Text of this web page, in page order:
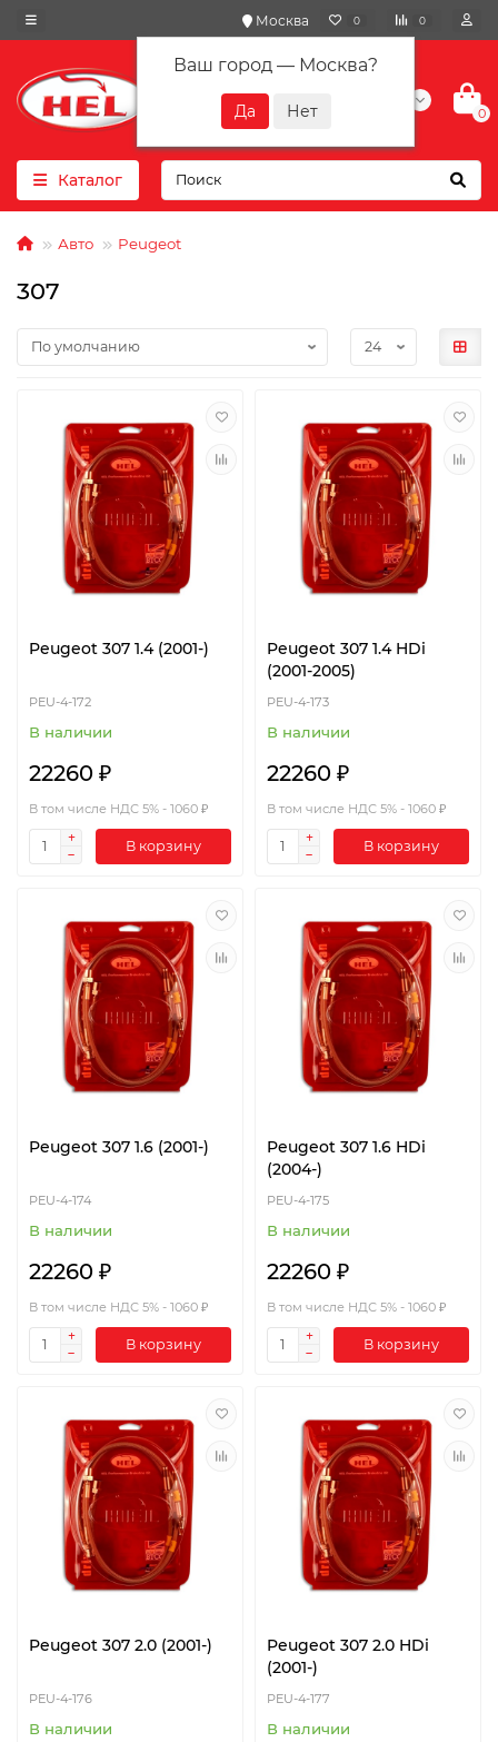
Москва
Ваш город — Москва?
0 0
+7(901) 417-10-01
0
Каталог
Авто Peugeot
307
Peugeot 307 1.4 (2001-)
PEU-4-172
В наличии
22260 ₽
В том числе НДС 5% - 1060 ₽
В корзину
Peugeot 307 1.4 HDi
(2001-2005)
PEU-4-173
В наличии
22260 ₽
В том числе НДС 5% - 1060 ₽
В корзину
Peugeot 307 1.6 (2001-)
PEU-4-174
В наличии
22260 ₽
В том числе НДС 5% - 1060 ₽
В корзину
Peugeot 307 1.6 HDi
(2004-)
PEU-4-175
В наличии
22260 ₽
В том числе НДС 5% - 1060 ₽
В корзину
Peugeot 307 2.0 (2001-)
PEU-4-176
В наличии
Peugeot 307 2.0 HDi
(2001-)
PEU-4-177
В наличии